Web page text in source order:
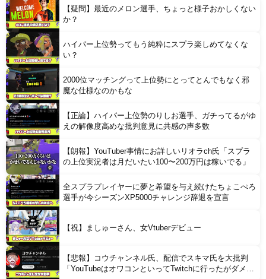
Powered by livedoor 相互RSS【疑問】最近のメロン選手、ちょっと様子おかしくない
か？
ハイパー上位勢ってもう純粋にスプラ楽しめてなくな
い？
2000位マッチングって上位勢にとってとんでもなく邪
魔な仕様なのかもな
【正論】ハイパー上位勢のりしお選手、ガチってるがゆ
えの解像度高めな批判意見に共感の声多数
【朗報】YouTuber事情にお詳しいリオラch氏「スプラ
の上位実況者は月だいたい100〜200万円は稼いでる」
全スプラプレイヤーに夢と希望を与え続けたちょこぺろ
選手が今シーズンXP5000チャレンジ辞退を宣言
【祝】ましゅーさん、女Vtuberデビュー
【悲報】コウチャンネル氏、配信でスキマ氏を大批判
「YouTubeはオワコンといってTwitchに行ったがダメで